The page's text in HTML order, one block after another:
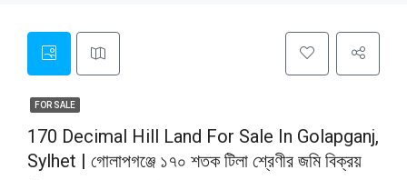
FOR SALE
170 Decimal Hill Land For Sale In Golapganj,
Sylhet | গোলাপগঞ্জে ১৭০ শতক টিলা শ্রেণীর জমি বিক্রয়